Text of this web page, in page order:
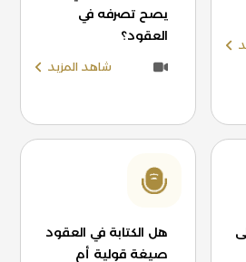
يصح تصرفه في
العقود؟
شاهد المزيد
هل الكتابة في العقود
صيغة قولية أم